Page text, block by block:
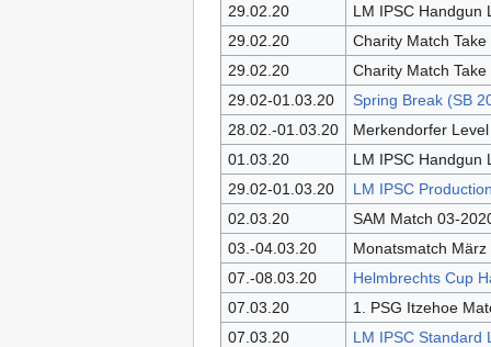
29.02.20
LM IPSC Handgun
29.02.20
Charity Match
29.02.20
Charity Match
29.02-01.03.20
Spring Break (SB
28.02.-01.03.20
Merkendorfer
01.03.20
LM IPSC Handgun
29.02-01.03.20
LM IPSC
02.03.20
SAM Match 03-
03.-04.03.20
Monatsmatch März
07.-08.03.20
Helmbrechts Cup
07.03.20
1. PSG Itzehoe
07.03.20
LM IPSC Standard